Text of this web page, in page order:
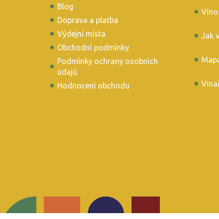
Blog
Doprava a platba
Výdejní místa
Obchodní podmínky
Podmínky ochrany osobních
údajů
Hodnocení obchodu
Víno
Jak